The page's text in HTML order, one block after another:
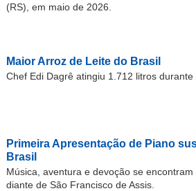
(RS), em maio de 2026.
Maior Arroz de Leite do Brasil
Chef Edi Dagrê atingiu 1.712 litros
Primeira Apresentação de Piano
Brasil
Música, aventura e devoção se
diante de São Francisco de Assis.